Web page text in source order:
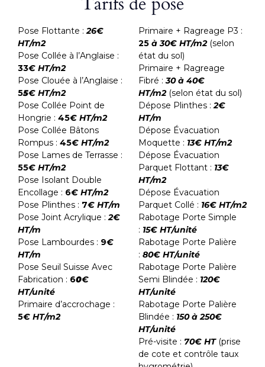
Pose Flottante :26€
HT/m2
Pose Collée à l’Anglaise :
33€ HT/m2
Pose Clouée à l’Anglaise :
55€ HT/m2
Pose Collée Point de
Hongrie : 45€ HT/m2
Pose Collée Bâtons
Rompus : 45€ HT/m2
Pose Lames de Terrasse :
55€ HT/m2
Pose Isolant Double
Encollage : 6€ HT/m2
Pose Plinthes : 7€ HT/m
Pose Joint Acrylique :2€
HT/m
Pose Lambourdes : 9€
HT/m
Pose Seuil Suisse Avec
Fabrication : 60€
HT/unité
Primaire d’accrochage :
5€ HT/m2
Primaire + Ragreage P3 :
25 à 30€ HT/m2(selon
état du sol)
Primaire + Ragreage
Fibré :30 à 40€
HT/m2(selon état du sol)
Dépose Plinthes :2€
HT/m
Dépose Évacuation
Moquette : 13€ HT/m2
Dépose Évacuation
Parquet Flottant : 13€
HT/m2
Dépose Évacuation
Parquet Collé : 16€ HT/m2
Rabotage Porte Simple
: 15€ HT/unité
Rabotage Porte Palière
: 80€ HT/unité
Rabotage Porte Palière
Semi Blindée : 120€
HT/unité
Rabotage Porte Palière
Blindée : 150 à 250€
HT/unité
Pré-visite : 70€ HT(prise
de cote et contrôle taux